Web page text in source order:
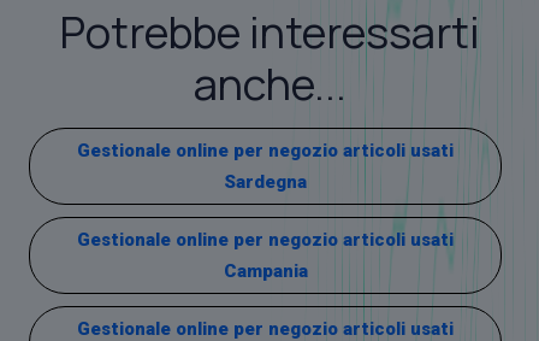
Potrebbe interessarti
anche...
Gestionale online per negozio articoli usati
Sardegna
Gestionale online per negozio articoli usati
Campania
Gestionale online per negozio articoli usati